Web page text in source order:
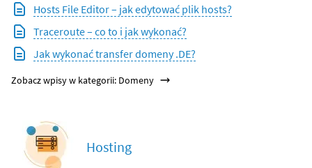
Hosts File Editor – jak edytować plik hosts?
Traceroute – co to i jak wykonać?
Jak wykonać transfer domeny .DE?
Zobacz wpisy w kategorii: Domeny
Hosting